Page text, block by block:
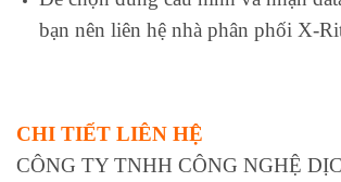
bạn nên liên hệ nhà phân phối
CHI TIẾT LIÊN HỆ
CÔNG TY TNHH CÔNG NGHỆ